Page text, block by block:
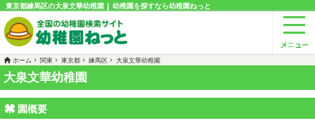
東京都練馬区の大泉文華幼稚園 | 幼稚園を探すなら幼稚園ねっと
ホーム 関東 東京都 練馬区 大泉文華幼稚園
大泉文華幼稚園
園概要